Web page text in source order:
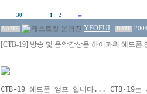
30 1 2
NAME YEOEUI DATE
[CTB-19] 방송 및 음악감상용 하이파워 헤드폰
CTB-19 헤드폰 앰프 입니다... CTB-19는